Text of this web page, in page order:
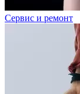
Сервис и ремонт